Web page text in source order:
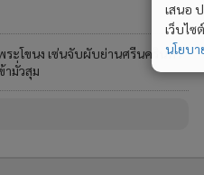
ระโขนง เซ่นจับผับย่านศรีนครินทร์
ามั่วสุม
เสนอ
เว็บไ
นโยบ